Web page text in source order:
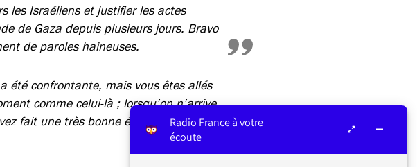
les Israéliens et justifier les actes
de Gaza depuis plusieurs jours. Bravo
de paroles haineuses.
été confrontante, mais vous êtes allés
comme celui-là ; lorsqu’on n’arrive
fait une très bonne émission, unRadio France à votre
écoute